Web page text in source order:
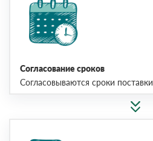
Согласование сроков
Согласовываются сроки поставки